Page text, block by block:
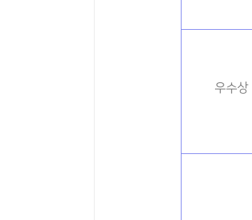
우수상